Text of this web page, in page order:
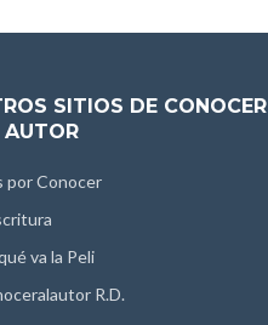
SITIOS DE CONOCER
por Conocer
va la Peli
R.D.